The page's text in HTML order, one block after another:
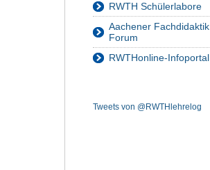
RWTH Schülerlabore
Aachener Fachdidaktik
Forum
RWTHonline-Infoportal
Tweets von @RWTHlehrelog